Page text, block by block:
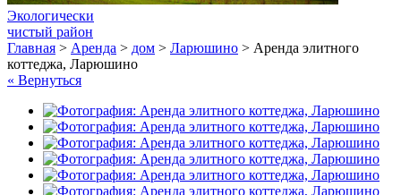
Экологически
чистый район
Главная > Аренда > дом > Ларюшино > Аренда элитного
коттеджа, Ларюшино
« Вернуться